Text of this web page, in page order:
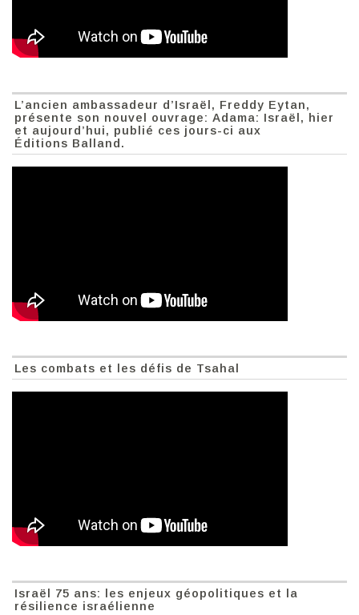
L’ancien ambassadeur d’Israël, Freddy Eytan,
présente son nouvel ouvrage: Adama: Israël, hier
et aujourd’hui, publié ces jours-ci aux
Éditions Balland.
Les combats et les défis de Tsahal
Israël 75 ans: les enjeux géopolitiques et la
résilience israélienne